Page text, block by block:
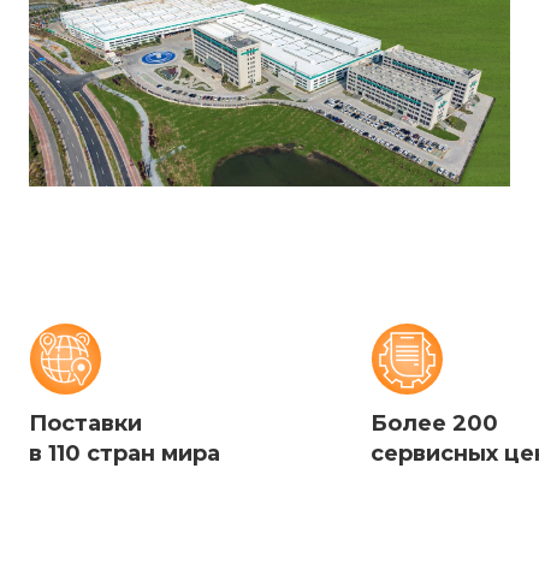
Поставки
в 110 стран мира
Более 200
сервисных